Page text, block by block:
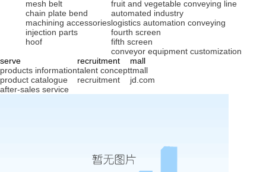
mesh belt
chain plate bend
machining accessories
injection parts
hoof
fruit and vegetable conveying line
automated industry
logistics automation conveying
fourth screen
fifth screen
conveyor equipment customization
serve
products information
product catalogue
after-sales service
recruitment
talent concept
recruitment
mall
tmall
jd.com